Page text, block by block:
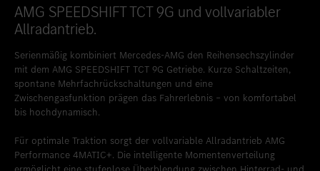
AMG SPEEDSHIFT TCT 9G und vollvariabler
Allradantrieb.
Serienmäßig kombiniert Mercedes-AMG den Reihensechszylinder
mit dem AMG SPEEDSHIFT TCT 9G Getriebe. Kurze Schaltzeiten,
spontane Mehrfachrückschaltungen und eine
Zwischengasfunktion prägen das Fahrerlebnis – von komfortabel
bis hochdynamisch.
Für optimale Traktion sorgt der vollvariable Allradantrieb AMG
Performance 4MATIC+. Die intelligente Momentenverteilung